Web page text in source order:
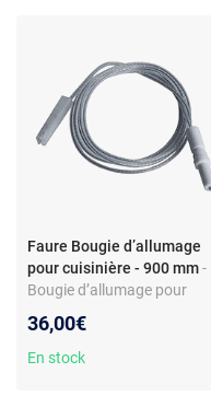
Faure Bougie d’allumage
pour cuisinière - 900 mm-
Bougie d’allumage pour
céramique - Tige métal -
Compatible Faure TM3031N
36,00€
En stock